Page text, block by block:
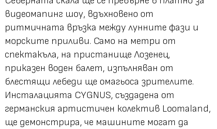
видеомапинг шоу, вдъхновено от
ритмичната връзка между лунните фази и
морските приливи. Само на метри от
спектакъла, на пристанище Лозенец,
приказен воден балет, изпълняван от
блестящи лебеди ще омагьоса зрителите.
Инсталацията CYGNUS, създадена от
германския артистичен колектив Loomaland,
ще демонстрира, че машините могат да